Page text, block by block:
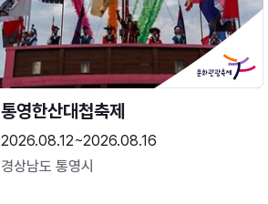
통영한산대첩축제
2026.08.12~2026.08.16
경상남도 통영시